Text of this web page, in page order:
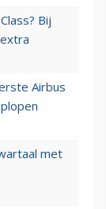
Bij
Airbus
met